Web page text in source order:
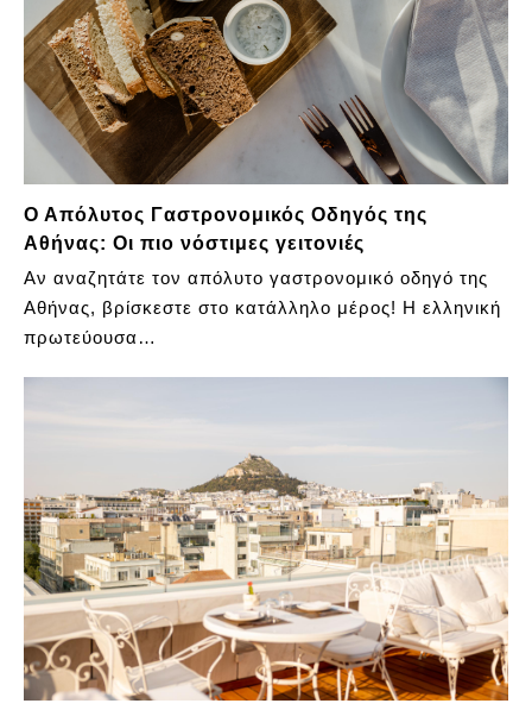
Ο Απόλυτος Γαστρονομικός Οδηγός της
Αθήνας: Οι πιο νόστιμες γειτονιές
Αν αναζητάτε τον απόλυτο γαστρονομικό οδηγό της
Αθήνας, βρίσκεστε στο κατάλληλο μέρος! Η ελληνική
πρωτεύουσα…